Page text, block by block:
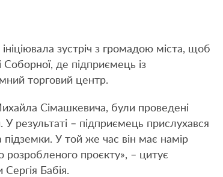
зустріч з громадою міста, щоб
де підприємець із
торговий центр.
Сімашкевича, були проведені
результаті – підприємець прислухався
підземки. У той же час він має намір
розробленого проєкту», – цитує
Бабія.